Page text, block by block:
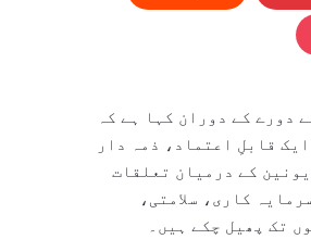
دورے کے دوران کہا ہے کہ
قابلِ اعتماد، ذمہ دار
کے درمیان تعلقات
کاری، سلامتی،
تک پھیل چکے ہیں۔